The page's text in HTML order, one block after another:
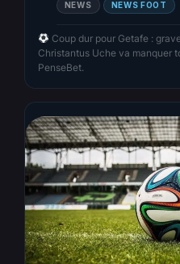
NEWS NEWS FOOT
Coup dur pour Getafe :
Christantus Uche va manquer
PenseBet.